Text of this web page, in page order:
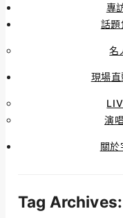
專
話
名
現場
演
關於
Tag Archives: